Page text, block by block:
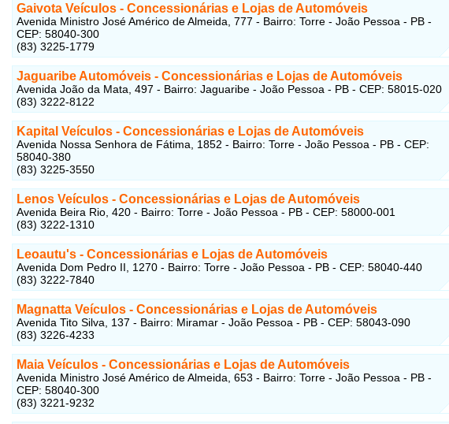
Gaivota Veículos - Concessionárias e Lojas de Automóveis
Avenida Ministro José Américo de Almeida, 777 - Bairro: Torre - João Pessoa - PB -
CEP: 58040-300
(83) 3225-1779
Jaguaribe Automóveis - Concessionárias e Lojas de Automóveis
Avenida João da Mata, 497 - Bairro: Jaguaribe - João Pessoa - PB - CEP: 58015-020
(83) 3222-8122
Kapital Veículos - Concessionárias e Lojas de Automóveis
Avenida Nossa Senhora de Fátima, 1852 - Bairro: Torre - João Pessoa - PB - CEP:
58040-380
(83) 3225-3550
Lenos Veículos - Concessionárias e Lojas de Automóveis
Avenida Beira Rio, 420 - Bairro: Torre - João Pessoa - PB - CEP: 58000-001
(83) 3222-1310
Leoautu's - Concessionárias e Lojas de Automóveis
Avenida Dom Pedro II, 1270 - Bairro: Torre - João Pessoa - PB - CEP: 58040-440
(83) 3222-7840
Magnatta Veículos - Concessionárias e Lojas de Automóveis
Avenida Tito Silva, 137 - Bairro: Miramar - João Pessoa - PB - CEP: 58043-090
(83) 3226-4233
Maia Veículos - Concessionárias e Lojas de Automóveis
Avenida Ministro José Américo de Almeida, 653 - Bairro: Torre - João Pessoa - PB -
CEP: 58040-300
(83) 3221-9232